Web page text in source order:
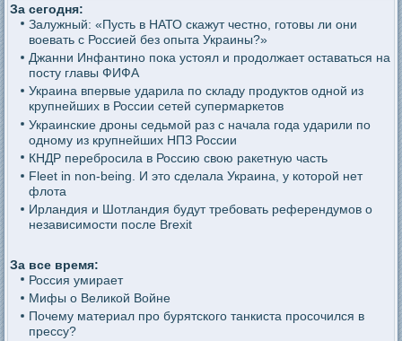
За сегодня:
Залужный: «Пусть в НАТО скажут честно, готовы ли они
воевать с Россией без опыта Украины?»
Джанни Инфантино пока устоял и продолжает оставаться на
посту главы ФИФА
Украина впервые ударила по складу продуктов одной из
крупнейших в России сетей супермаркетов
Украинские дроны седьмой раз с начала года ударили по
одному из крупнейших НПЗ России
КНДР перебросила в Россию свою ракетную часть
Fleet in non-being. И это сделала Украина, у которой нет
флота
Ирландия и Шотландия будут требовать референдумов о
независимости после Brexit
За все время:
Россия умирает
Мифы о Великой Войне
Почему материал про бурятского танкиста просочился в
прессу?